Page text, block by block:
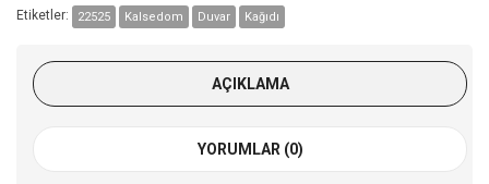
Etiketler: 22525 Kalsedom Duvar Kağıdı
AÇIKLAMA
YORUMLAR (0)